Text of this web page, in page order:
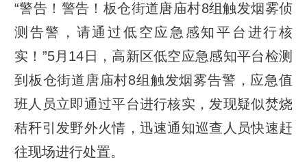
“警告！警告！板仓街道唐庙村8组触发烟雾侦
测告警，请通过低空应急感知平台进行核
实！”5月14日，高新区低空应急感知平台检测
到板仓街道唐庙村8组触发烟雾告警，应急值
班人员立即通过平台进行核实，发现疑似焚烧
秸秆引发野外火情，迅速通知巡查人员快速赶
往现场进行处置。